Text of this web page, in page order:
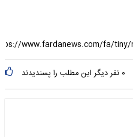
۰ نفر دیگر این مطلب را پسندیدند